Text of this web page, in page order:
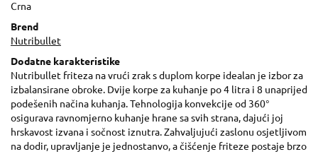
Crna
Brend
Nutribullet
Dodatne karakteristike
Nutribullet friteza na vrući zrak s duplom korpe idealan je izbor za
izbalansirane obroke. Dvije korpe za kuhanje po 4 litra i 8 unaprijed
podešenih načina kuhanja. Tehnologija konvekcije od 360°
osigurava ravnomjerno kuhanje hrane sa svih strana, dajući joj
hrskavost izvana i sočnost iznutra. Zahvaljujući zaslonu osjetljivom
na dodir, upravljanje je jednostanvo, a čišćenje friteze postaje brzo